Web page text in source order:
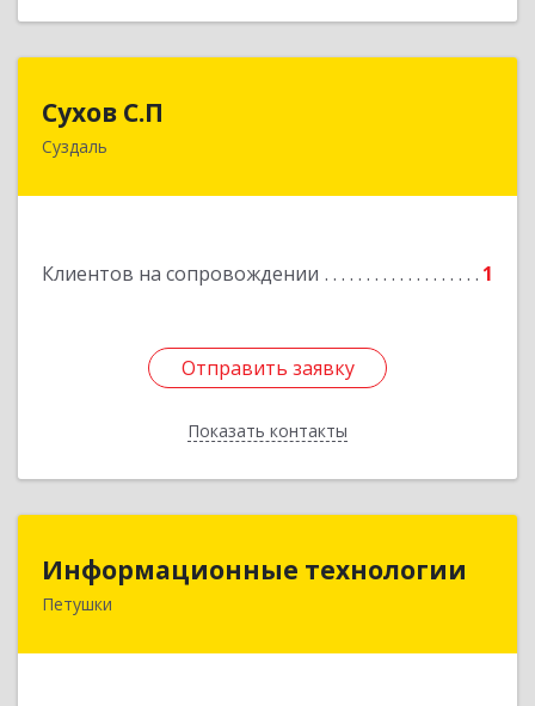
Сухов С.П
Суздаль
Клиентов на сопровождении 1
Отправить заявку
Показать контакты
Отправить заявку
Назад
Информационные технологии
Петушки
Информационные технологии